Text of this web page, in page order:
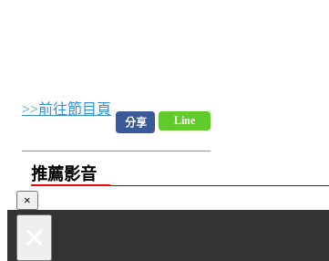
>>前往節目頁
分享 Line
推薦影音
×